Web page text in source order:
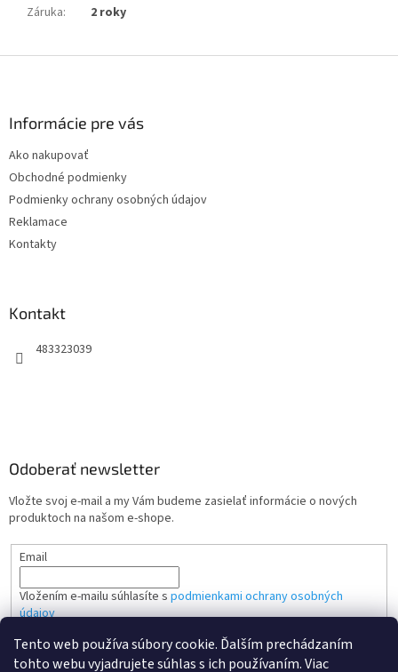
Tento web používa súbory cookie. Ďalším prechádzaním
tohto webu vyjadrujete súhlas s ich používaním. Viac
Záruka: 2 roky
Informácie pre vás
Ako nakupovať
Obchodné podmienky
Podmienky ochrany osobných údajov
Reklamace
Kontakty
Kontakt
483323039
Odoberať newsletter
Vložte svoj e-mail a my Vám budeme zasielať informácie o nových
produktoch na našom e-shope.
Email
Vložením e-mailu súhlasíte s podmienkami ochrany osobných
údajov
PRIHLÁSIŤ SA